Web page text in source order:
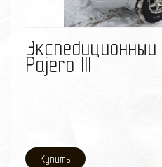
Pajero III